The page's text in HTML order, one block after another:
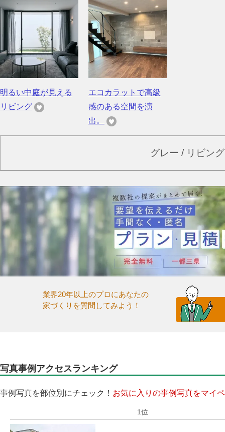
明るい中庭が見える
リビング
エコカラットで高級
感のある空間を演
出。
グレー / リビン
業界20年以上のプロにあなたの
家づくりを質問してみよう！
写真事例アクセスランキング
事例写真を部位別にチェック！ お気に入りの事例写真をマイ